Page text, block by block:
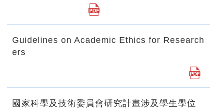
Guidelines on Academic Ethics for Research
ers
國家科學及技術委員會研究計畫涉及學生學位